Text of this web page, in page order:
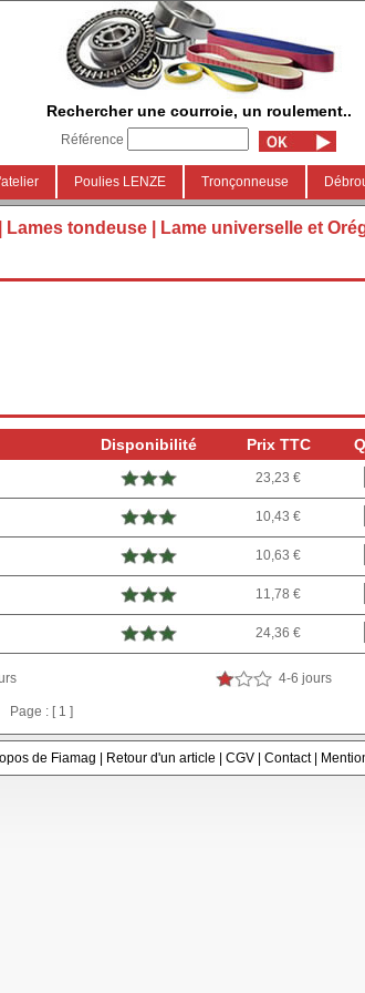
Rechercher une courroie, un roulement..
Référence
Poulies LENZE Tronçonneuse
Lames tondeuse Lame universelle et
Disponibilité Prix TTC
23,23 €
10,43 €
10,63 €
11,78 €
24,36 €
4-6 jours
Page : [ 1 ]
de Fiamag Retour d'un article CGV| Contact|